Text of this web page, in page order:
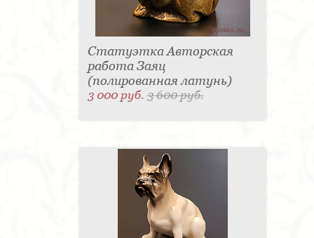
Статуэтка Авторская
работа Заяц
(полированная латунь)
3 000 руб.3 600 руб.